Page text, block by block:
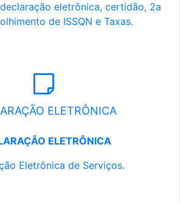
eletrônica, certidão, 2a
de ISSQN e Taxas.
ELETRÔNICA
ELETRÔNICA
Eletrônica de Serviços.